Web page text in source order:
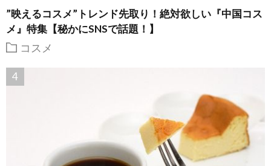
”映えるコスメ”トレンド先取り！絶対欲しい『中国コス
メ』特集【秘かにSNSで話題！】
コスメ